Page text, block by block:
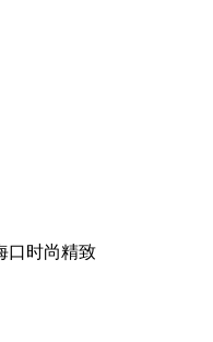
口时尚精致